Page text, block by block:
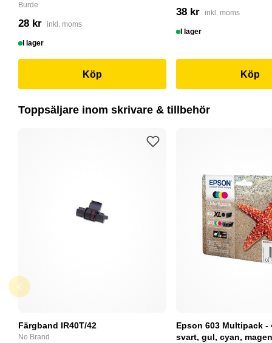
Burde
28 kr inkl. moms
I lager
Köp
38 kr inkl. moms
I lager
Köp
Toppsäljare inom skrivare & tillbehör
Färgband IR40T/42
No Brand
Epson 603 Multipack -
svart, gul, cyan,